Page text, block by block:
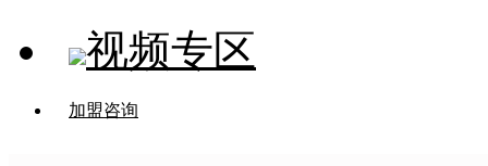
视频专区
加盟咨询